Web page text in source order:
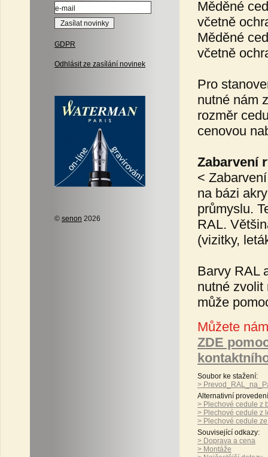
GDPR
Odhlásit ze zasílání novinek
© senon 2026
Měděné
včetně
Měděné
včetně
Pro
nutné nám
rozměr
cenovou
Zabarvení
<
na bázi
průmyslu.
RAL.
(vizitky,
Barvy RAL
nutné zvolit
může
Můžete
ZDE
Soubor ke stažení:
>
Alternativní
> Plechové cedule z
> Plechové cedule z
> Plechové cedule
Související odkazy:
> Doprava a cena
> Montáže